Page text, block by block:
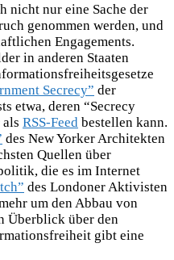
nur eine Sache der
genommen werden, und
Engagements.
in anderen Staaten
Secrecy” der
etwa, deren “Secrecy
RSS-Feed bestellen kann.
des New Yorker Architekten
Quellen über
die es im Internet
des Londoner Aktivisten
um den Abbau von
Überblick über den
gibt eine